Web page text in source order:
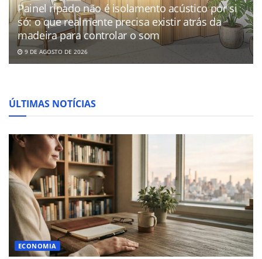
Painel ripado não é isolamento acústico por si
só: o que realmente precisa existir atrás da
madeira para controlar o som
9 DE AGOSTO DE 2026
ÚLTIMAS NOTÍCIAS
ECONOMIA